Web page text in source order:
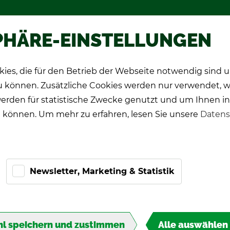
EINSTELLUNGEN
die für den Betrieb der Webseite notwendig sind
können. Zusätzliche Cookies werden nur verwendet,
für statistische Zwecke genutzt und um Ihnen
Um mehr zu erfahren, lesen Sie unsere
Newsletter, Marketing & Statistik
speichern und zustimmen Alle
Spie­ler Pro-Ki­cker Ge­schenk­ide­en
Wer­be­spie­le Über TIPP-KICK